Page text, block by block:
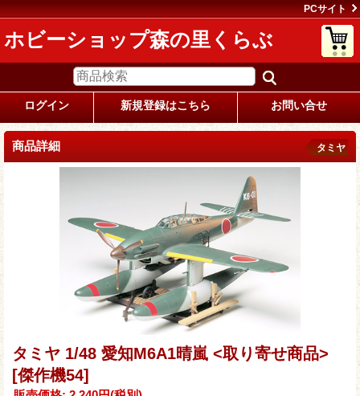
PCサイト
ホビーショップ森の里くらぶ
ログイン 新規登録はこちら お問い合せ
商品詳細 タミヤ
タミヤ 1/48 愛知M6A1晴嵐 <取り寄せ商品>
[傑作機54]